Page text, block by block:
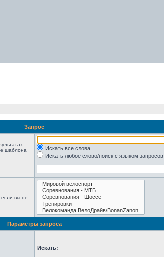
Запрос
шаблона
Искать все слова
Искать любое слово/поиск с языком запросов
вы не
Параметры запроса
Искать: